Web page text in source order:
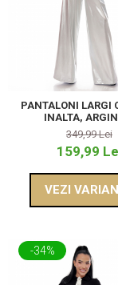
PANTALONI LARGI
INALTA,
349,99 Lei
159,99
VEZI
-34%